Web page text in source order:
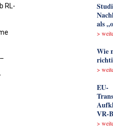
RL-
als
>
Wie
>
EU-
VR-
>